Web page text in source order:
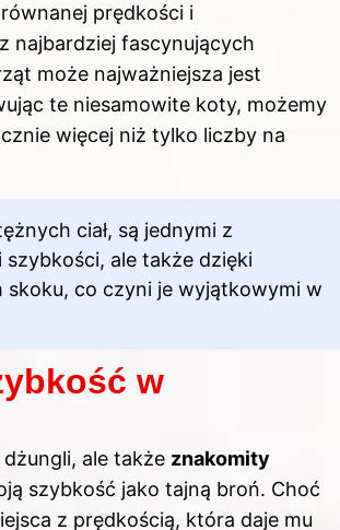
prędkości i
najbardziej fascynujących
może najważniejsza jest
te niesamowite koty, możemy
więcej niż tylko liczby na
ciał, są jednymi z
ale także dzięki
skoku, co czyni je wyjątkowymi w
w
ale także znakomity
szybkość jako tajną broń. Choć
z prędkością, która daje mu